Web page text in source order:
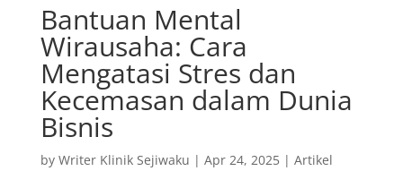
Bantuan Mental
Wirausaha: Cara
Mengatasi Stres dan
Kecemasan dalam Dunia
Bisnis
by Writer Klinik Sejiwaku | Apr 24, 2025| Artikel